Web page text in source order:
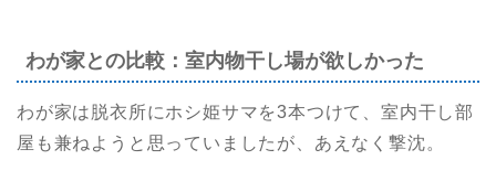
わが家との比較：室内物干し場が欲しかった
わが家は脱衣所にホシ姫サマを3本つけて、室内干し部
屋も兼ねようと思っていましたが、あえなく撃沈。